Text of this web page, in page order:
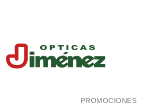
PROMOCIONES